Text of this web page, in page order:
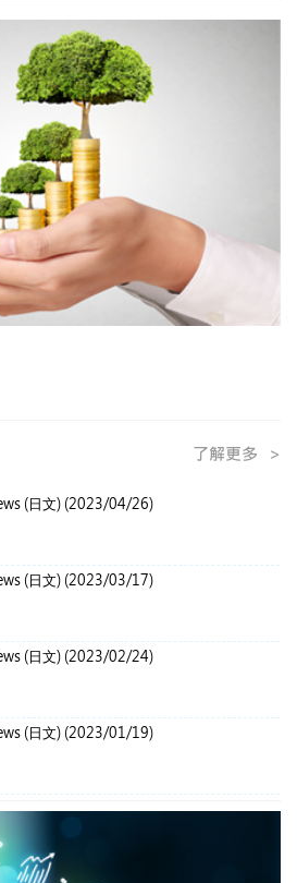
(日文) (2023/04/26)
(日文) (2023/03/17)
(日文) (2023/02/24)
(日文) (2023/01/19)